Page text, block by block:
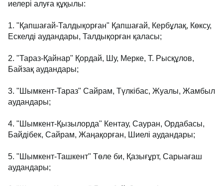
иелері алуға құқылы:
1. "Қапшағай-Талдықорған" Қапшағай, Кербұлақ, Көксу,
Ескелді аудандары, Талдықорған қаласы;
2. "Тараз-Қайнар" Қордай, Шу, Мерке, Т. Рысқұлов,
Байзақ аудандары;
3. "Шымкент-Тараз" Сайрам, Түлкібас, Жуалы, Жамбыл
аудандары;
4. "Шымкент-Қызылорда" Кентау, Сауран, Ордабасы,
Байдібек, Сайрам, Жаңақорған, Шиелі аудандары;
5. "Шымкент-Ташкент" Төле би, Қазығұрт, Сарыағаш
аудандары;